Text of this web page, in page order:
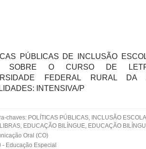
PÚBLICAS DE INCLUSÃO
SOBRE O CURSO DE
FEDERAL RURAL DA
INTENSIVA/P
chaves: POLÍTICAS PÚBLICAS, INCLUSÃO
EDUCAÇÃO BILÍNGUE, EDUCAÇÃO
Oral (CO)
- Educação Especial